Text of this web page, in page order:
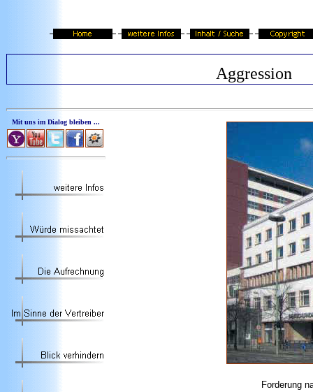
Aggression
Mit uns im Dialog bleiben ...
Forderung